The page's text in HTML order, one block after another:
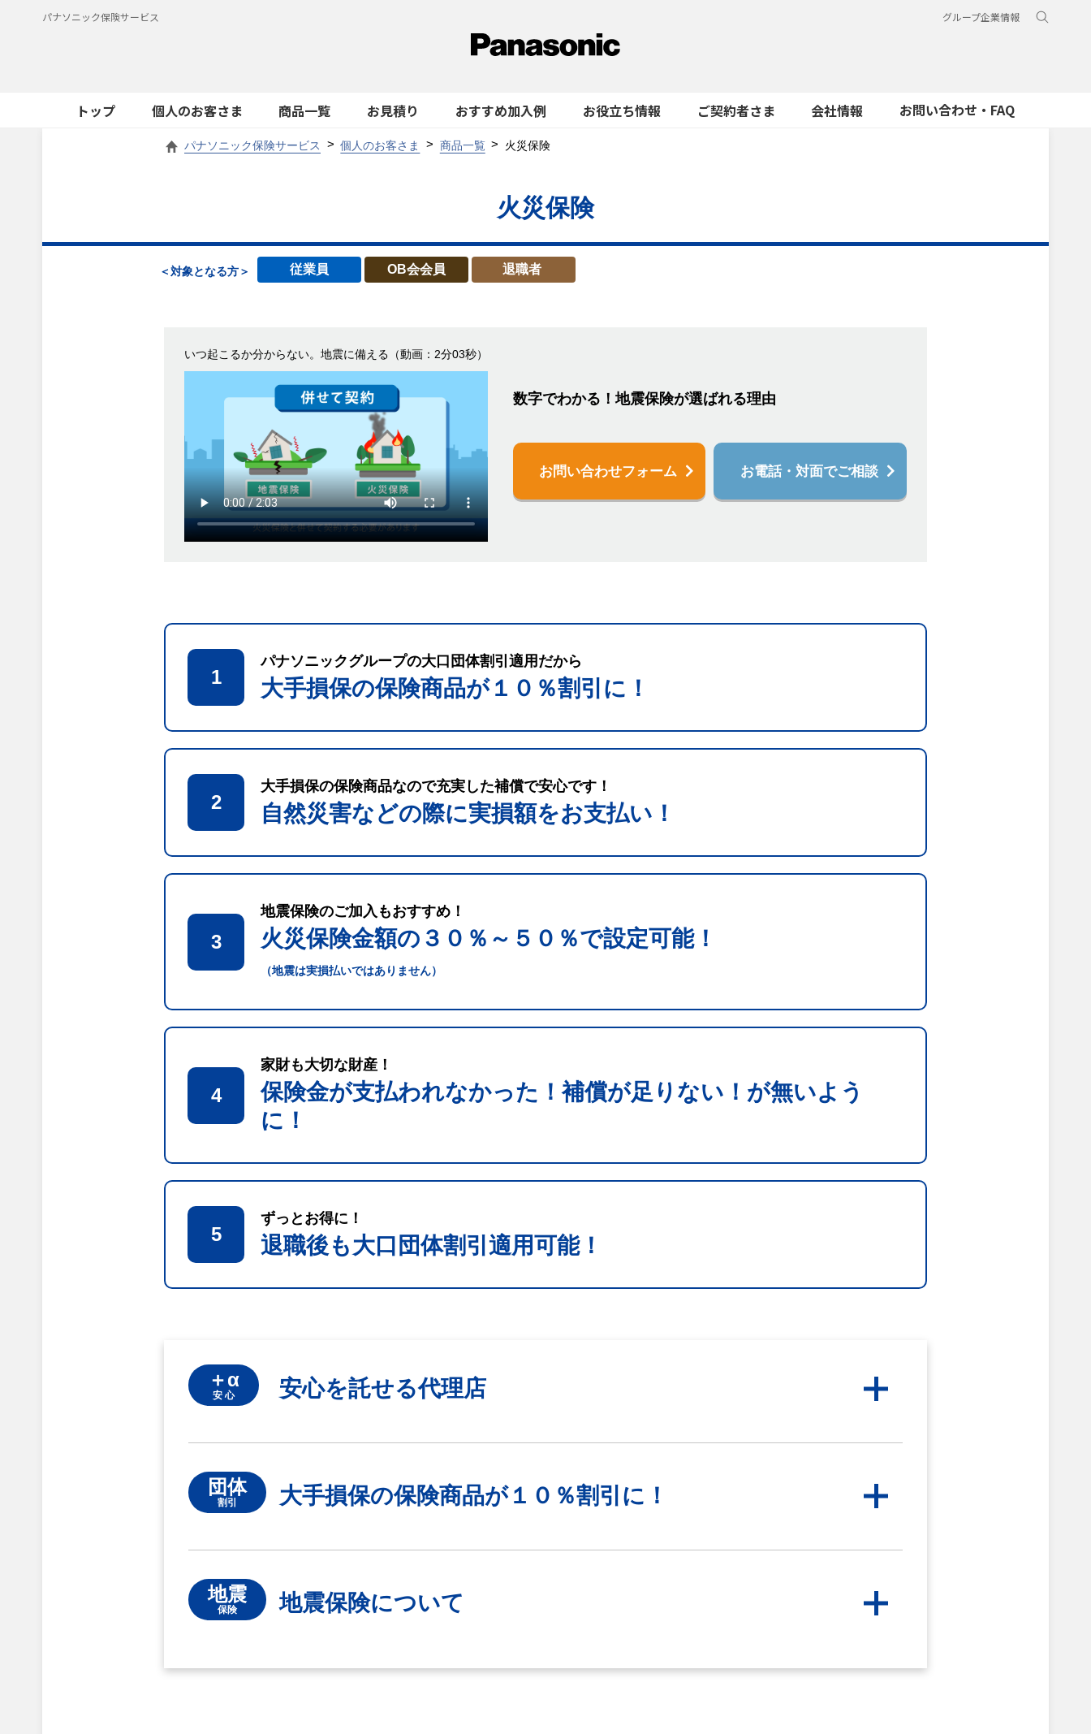
パナソニック保険サービス グループ企業情報
トップ 個人のお客さま 商品一覧 お見積り おすすめ加入例 お役立ち情報 ご契約者さま 会社情報 お問い合わせ・FAQ
パナソニック保険サービス 個人のお客さま 商品一覧 火災保険
火災保険
＜対象となる方＞ 従業員 OB会会員 退職者
いつ起こるか分からない。地震に備える （動画：2分03秒）
数字でわかる！地震保険が選ばれる理由
お問い合わせフォーム お電話・対面でご相談
1
パナソニックグループの大口団体割引適用だから
大手損保の保険商品が１０％割引に！
2
大手損保の保険商品なので充実した補償で安心です！
自然災害などの際に実損額をお支払い！
3
地震保険のご加入もおすすめ！
火災保険金額の３０％～５０％で設定可能！
（地震は実損払いではありません）
4
家財も大切な財産！
保険金が支払われなかった！補償が足りない！が無いよう
に！
5
ずっとお得に！
退職後も大口団体割引適用可能！
＋α
安 心 安心を託せる代理店
団体
割引 大手損保の保険商品が１０％割引に！
地震
保険 地震保険について